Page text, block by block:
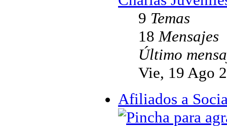
9 Temas
18Mensajes
Último
Vie, 19 Ago
Afiliados a